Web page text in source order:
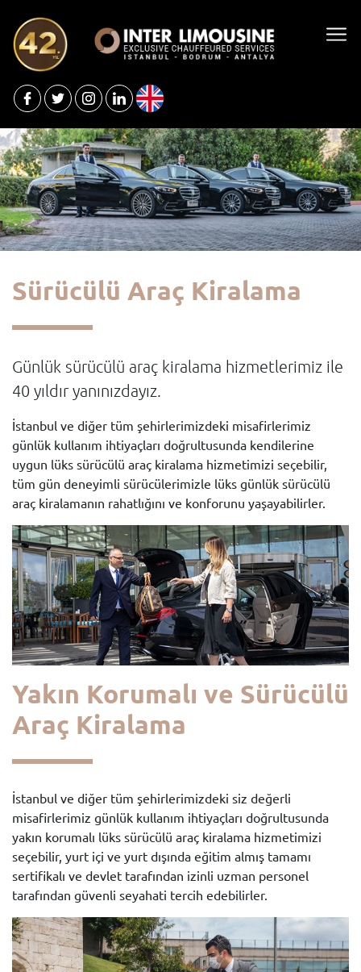
Sürücülü Araç Kiralama
Günlük sürücülü araç kiralama hizmetlerimiz ile
40 yıldır yanınızdayız.
İstanbul ve diğer tüm şehirlerimizdeki misafirlerimiz
günlük kullanım ihtiyaçları doğrultusunda kendilerine
uygun lüks sürücülü araç kiralama hizmetimizi seçebilir,
tüm gün deneyimli sürücülerimizle lüks günlük sürücülü
araç kiralamanın rahatlığını ve konforunu yaşayabilirler.
Yakın Korumalı ve Sürücülü
Araç Kiralama
İstanbul ve diğer tüm şehirlerimizdeki siz değerli
misafirlerimiz günlük kullanım ihtiyaçları doğrultusunda
yakın korumalı lüks sürücülü araç kiralama hizmetimizi
seçebilir, yurt içi ve yurt dışında eğitim almış tamamı
sertifikalı ve devlet tarafından izinli uzman personel
tarafından güvenli seyahati tercih edebilirler.